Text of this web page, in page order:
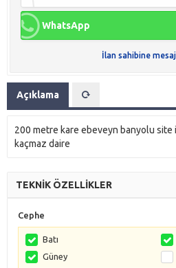
WhatsApp
İlan sahibine
Açıklama
200 metre kare ebeveyn banyolu site
kaçmaz daire
TEKNİK ÖZELLİKLER
Cephe
Batı
Güney